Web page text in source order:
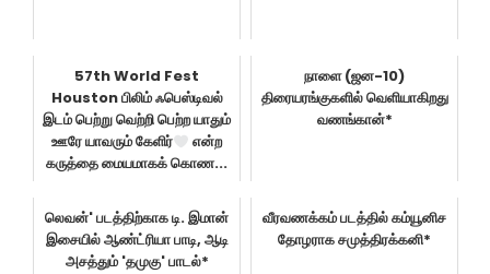
57th World Fest
Houston பிலிம் ஃபெஸ்டிவல்
இடம் பெற்று வெற்றி பெற்ற யாதும்
ஊரே யாவரும் கேளிர்
என்ற
கருத்தை மையமாகக் கொண...
நாளை (ஜன-10)
திரையரங்குகளில் வெளியாகிறது
வணங்கான்*
லெவன்' படத்திற்காக டி. இமான்
இசையில் ஆண்ட்ரியா பாடி, ஆடி
அசத்தும் 'தமுகு' பாடல்*
வீரவணக்கம் படத்தில் கம்யூனிச
தோழராக சமுத்திரக்கனி*